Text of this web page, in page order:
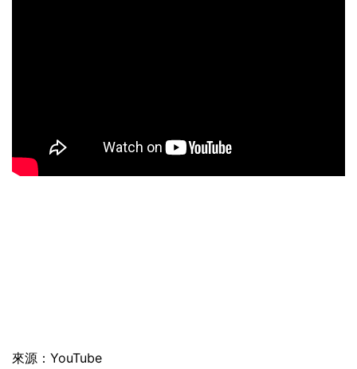
來源：YouTube